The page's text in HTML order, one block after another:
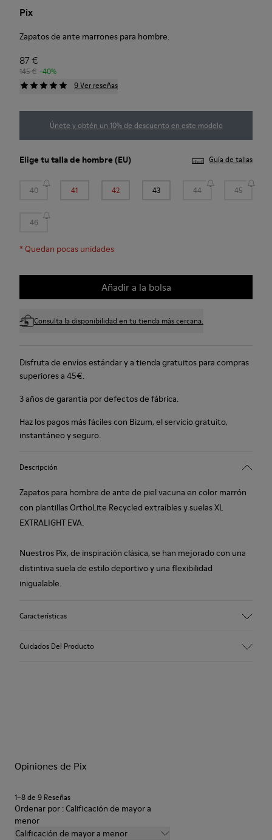
Pix
Zapatos de ante marrones para hombre.
87 €
145 € -40%
9 Ver reseñas
Únete y obtén un 10% de descuento en este modelo
Elige tu talla de hombre (EU) Guía de tallas
40 41 42 43 44 45
46
*Quedan pocas unidades
Añadir a la bolsa
Consulta la disponibilidad en tu tienda más cercana.
Disfruta de envíos estándar y a tienda gratuitos para compras
superiores a 45€.
3 años de garantía por defectos de fábrica.
Haz los pagos más fáciles con Bizum, el servicio gratuito,
instantáneo y seguro.
Descripción
Zapatos para hombre de ante de piel vacuna en color marrón
con plantillas OrthoLite Recycled extraíbles y suelas XL
EXTRALIGHT EVA.
Nuestros Pix, de inspiración clásica, se han mejorado con una
distintiva suela de estilo deportivo y una flexibilidad
inigualable.
Características
Forro
100 % poliéster reciclado
Cuidados Del Producto
Para obtener instrucciones detalladas sobre cómo cuidar tus
Opiniones de Pix
1–8 de 9 Reseñas
Ordenar por : Calificación de mayor a
menor
Calificación de mayor a menor